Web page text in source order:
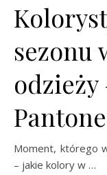
sezonu
odzieży
Pantone
Moment, którego
– jakie kolory w …